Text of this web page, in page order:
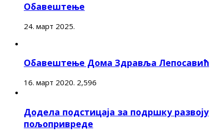
Обавештење
24. март 2025.
Обавештење Дома Здравља Лепосавић
16. март 2020. 2,596
Додела подстицаја за подршку развоју
пољопривреде